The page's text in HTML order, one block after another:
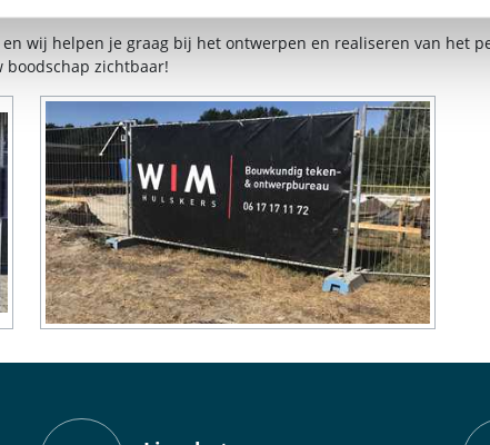
en wij helpen je graag bij het ontwerpen en realiseren van het
boodschap zichtbaar!